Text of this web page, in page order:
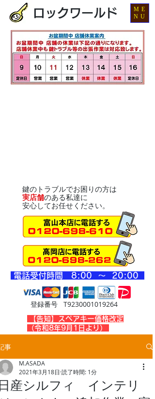
ロックワールド
鍵のトラブルでお困りの方は
実店舗のある私達に
安心してお任せください。
登録番号 T9230001019264
​電話受付時間 8:00 ～ 20:00
​【告知】スペアキー価格改定
（令和8年9月1日より）
ME
NU
事
産シルフィ インテリ
M.ASADA
2021年3月18日 読了時間: 1分